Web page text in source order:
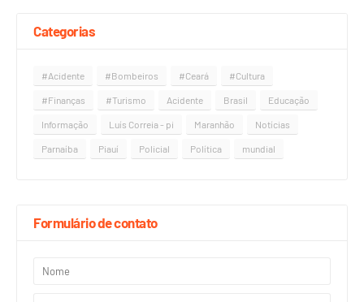
Categorias
#Acidente #Bombeiros #Ceará #Cultura
#Finanças #Turismo Acidente Brasil Educação
Informação Luís Correia - pi Maranhão Notícias
Parnaíba Piauí Policial Política mundial
Formulário de contato